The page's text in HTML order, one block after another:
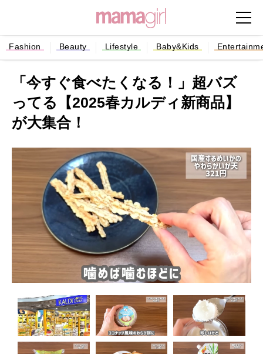
Fashion Beauty Lifestyle Baby&Kids
「今すぐ食べたくなる！」超バズ
ってる【2025春カルディ新商品】
が大集合！